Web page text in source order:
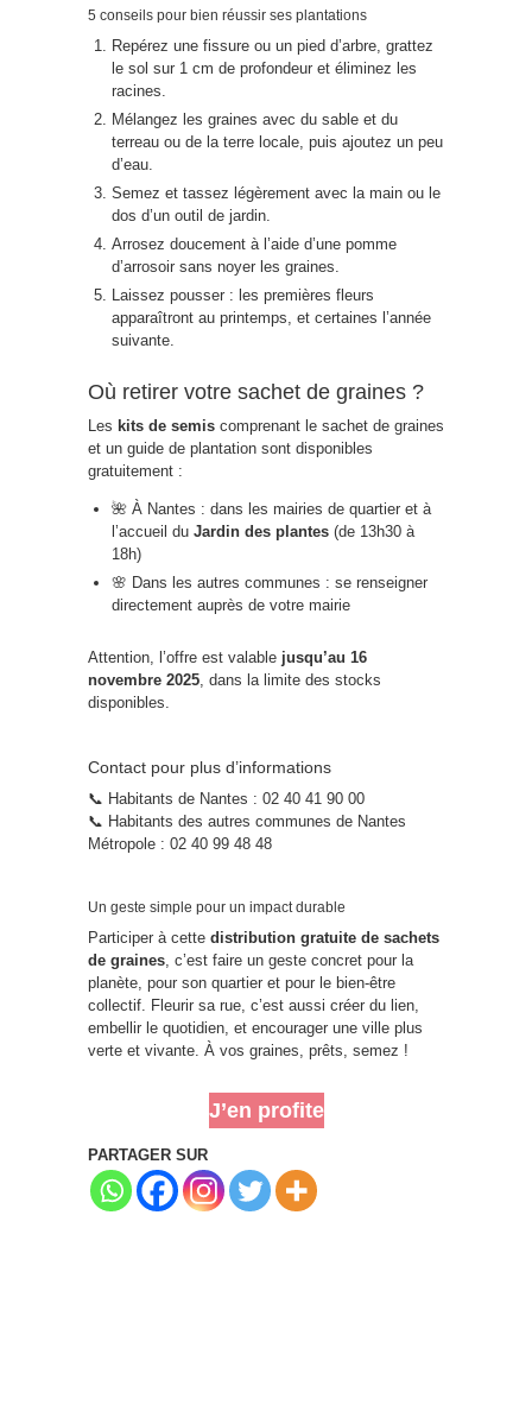
5 conseils pour bien réussir ses plantations
Repérez une fissure ou un pied d’arbre, grattez
le sol sur 1 cm de profondeur et éliminez les
racines.
Mélangez les graines avec du sable et du
terreau ou de la terre locale, puis ajoutez un peu
d’eau.
Semez et tassez légèrement avec la main ou le
dos d’un outil de jardin.
Arrosez doucement à l’aide d’une pomme
d’arrosoir sans noyer les graines.
Laissez pousser : les premières fleurs
apparaîtront au printemps, et certaines l’année
suivante.
Où retirer votre sachet de graines ?
Les kits de semis comprenant le sachet de graines
et un guide de plantation sont disponibles
gratuitement :
🌺 À Nantes : dans les mairies de quartier et à
l’accueil du Jardin des plantes (de 13h30 à
18h)
🌸 Dans les autres communes : se renseigner
directement auprès de votre mairie
Attention, l’offre est valable jusqu’au 16
novembre 2025 , dans la limite des stocks
disponibles.
Contact pour plus d’informations
📞 Habitants de Nantes : 02 40 41 90 00
📞 Habitants des autres communes de Nantes
Métropole : 02 40 99 48 48
Un geste simple pour un impact durable
Participer à cette distribution gratuite de sachets
de graines , c’est faire un geste concret pour la
planète, pour son quartier et pour le bien-être
collectif. Fleurir sa rue, c’est aussi créer du lien,
embellir le quotidien, et encourager une ville plus
verte et vivante. À vos graines, prêts, semez !
J’en profite
PARTAGER SUR